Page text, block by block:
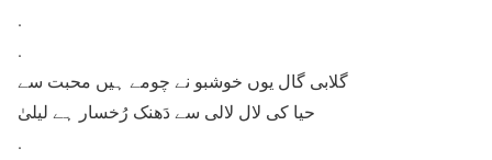
.
.
گلابی گال یوں خوشبو نے چومے ہیں محبت سے
حیا کی لال لالی سے دَھنک رُخسار ہے لیلیٰ
.